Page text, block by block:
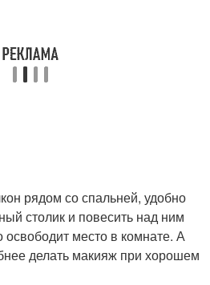
рядом со спальней, удобно
столик и повесить над ним
освободит место в комнате. А
делать макияж при хорошем